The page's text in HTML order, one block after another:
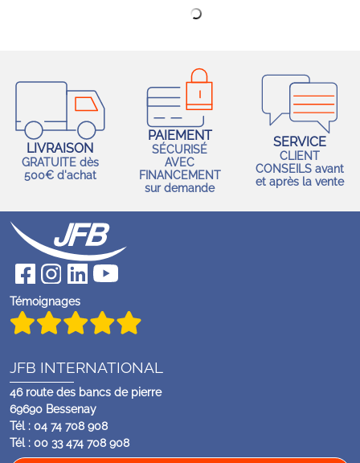
LIVRAISON
GRATUITE dès
500€ d'achat
PAIEMENT
SÉCURISÉ
AVEC
FINANCEMENT
sur demande
SERVICE
CLIENT
CONSEILS avant
et après la vente
Témoignages
JFB INTERNATIONAL
46 route des bancs de pierre
69690 Bessenay
Tél : 04 74 708 908
Tél : 00 33 474 708 908